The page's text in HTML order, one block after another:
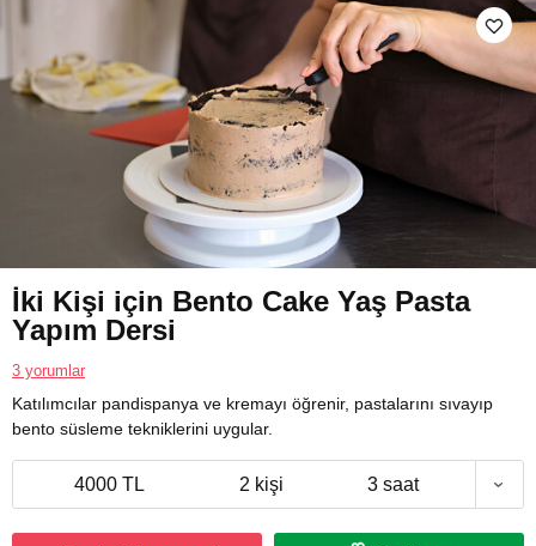
İki Kişi için Bento Cake Yaş Pasta
Yapım Dersi
3 yorumlar
Katılımcılar pandispanya ve kremayı öğrenir, pastalarını sıvayıp
bento süsleme tekniklerini uygular.
4000 TL 2 kişi 3 saat